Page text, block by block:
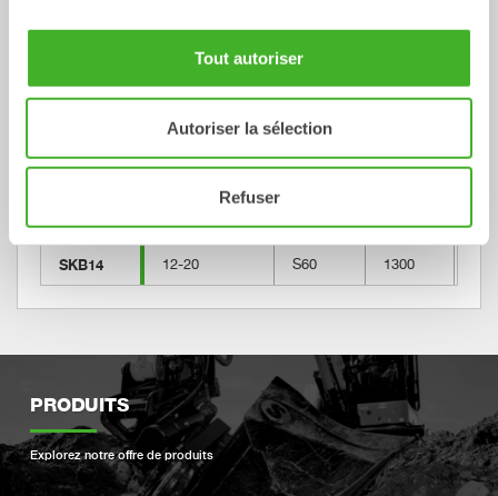
Tout autoriser
Autoriser la sélection
Refuser
S30
SKB4 3-5 S40 600
5-8 S50
SKB8 5-12 S50 1000
SKB14 12-20 S60 1300
PRODUITS
Explorez notre offre de produits